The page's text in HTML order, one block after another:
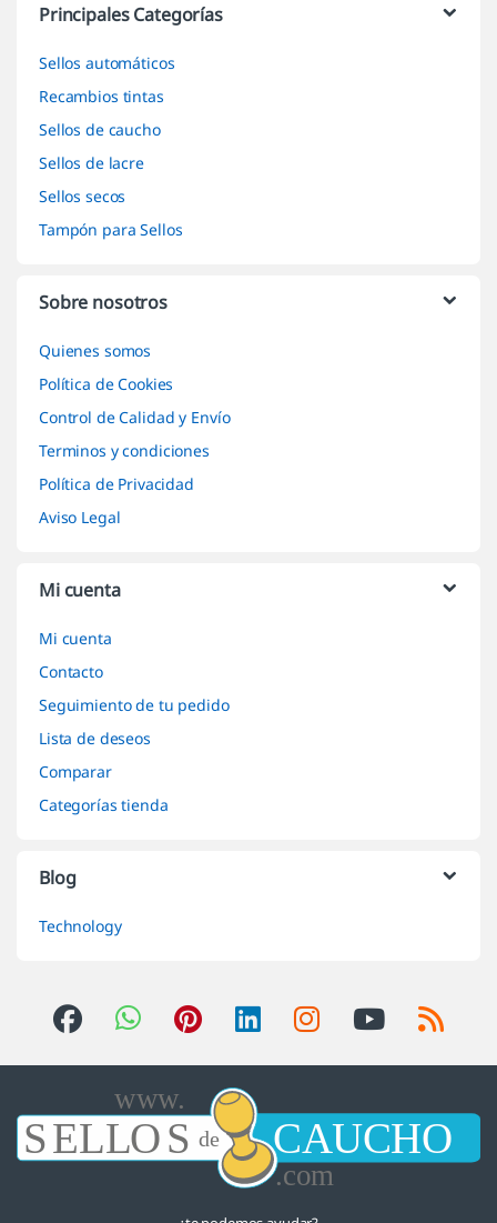
Principales Categorías
Sellos automáticos
Recambios tintas
Sellos de caucho
Sellos de lacre
Sellos secos
Tampón para Sellos
Sobre nosotros
Quienes somos
Política de Cookies
Control de Calidad y Envío
Terminos y condiciones
Política de Privacidad
Aviso Legal
Mi cuenta
Mi cuenta
Contacto
Seguimiento de tu pedido
Lista de deseos
Comparar
Categorías tienda
Blog
Technology